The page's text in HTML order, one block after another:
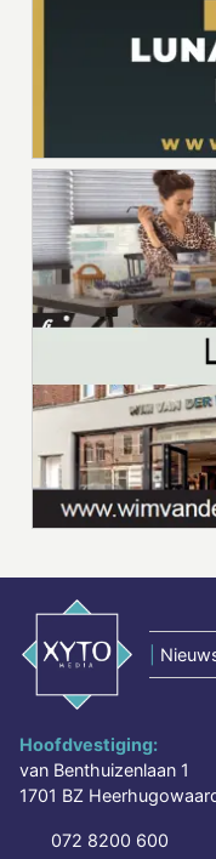
Hoofdvestiging:
van Benthuizenlaan 1
1701 BZ
072 8200 600